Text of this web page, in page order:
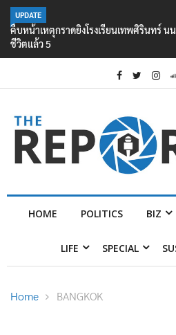
UPDATE
คืบหน้าเหตุกราดยิงโรงเรียนเทพศิรินทร์ น
ชีวิตแล้ว 5
HOME POLITICS BIZ
LIFE SPECIAL
Home BANGKOK